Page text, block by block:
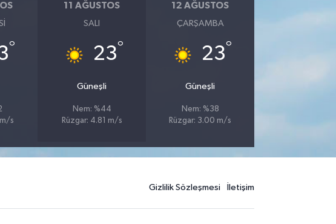
°
s
11 AĞUSTOS
SALI
23°
Güneşli
Nem: %44
Rüzgar: 4.81 m/s
12 AĞUSTOS
ÇARŞAMBA
23°
Güneşli
Nem: %38
Rüzgar: 3.00 m/s
Gizlilik Sözleşmesi İletişim